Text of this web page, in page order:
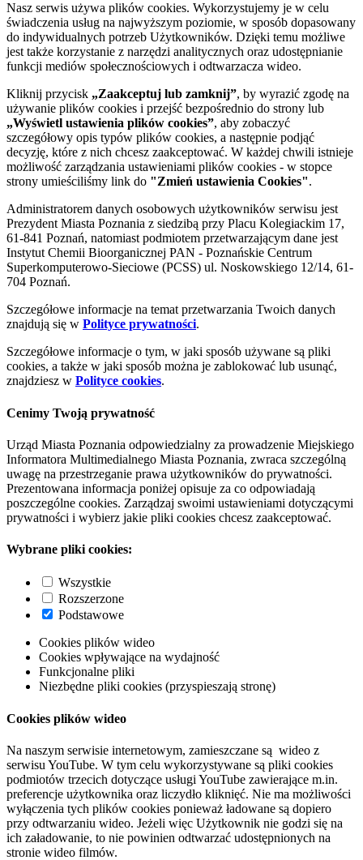
Nasz serwis używa plików cookies. Wykorzystujemy je w celu
świadczenia usług na najwyższym poziomie, w sposób dopasowany
do indywidualnych potrzeb Użytkowników. Dzięki temu możliwe
jest także korzystanie z narzędzi analitycznych oraz udostępnianie
funkcji mediów społecznościowych i odtwarzacza wideo.
Kliknij przycisk „Zaakceptuj lub zamknij”, by wyrazić zgodę na
używanie plików cookies i przejść bezpośrednio do strony lub
„Wyświetl ustawienia plików cookies”, aby zobaczyć
szczegółowy opis typów plików cookies, a następnie podjąć
decyzję, które z nich chcesz zaakceptować. W każdej chwili istnieje
możliwość zarządzania ustawieniami plików cookies - w stopce
strony umieściliśmy link do "Zmień ustawienia Cookies".
Administratorem danych osobowych użytkowników serwisu jest
Prezydent Miasta Poznania z siedzibą przy Placu Kolegiackim 17,
61-841 Poznań, natomiast podmiotem przetwarzającym dane jest
Instytut Chemii Bioorganicznej PAN - Poznańskie Centrum
Superkomputerowo-Sieciowe (PCSS) ul. Noskowskiego 12/14, 61-
704 Poznań.
Szczegółowe informacje na temat przetwarzania Twoich danych
znajdują się w Polityce prywatności.
Szczegółowe informacje o tym, w jaki sposób używane są pliki
cookies, a także w jaki sposób można je zablokować lub usunąć,
znajdziesz w Polityce cookies.
Cenimy Twoją prywatność
Urząd Miasta Poznania odpowiedzialny za prowadzenie Miejskiego
Informatora Multimedialnego Miasta Poznania, zwraca szczególną
uwagę na przestrzeganie prawa użytkowników do prywatności.
Prezentowana informacja poniżej opisuje za co odpowiadają
poszczególne cookies. Zarządzaj swoimi ustawieniami dotyczącymi
prywatności i wybierz jakie pliki cookies chcesz zaakceptować.
Wybrane pliki cookies:
Wszystkie
Rozszerzone
Podstawowe
Cookies plików wideo
Cookies wpływające na wydajność
Funkcjonalne pliki
Niezbędne pliki cookies (przyspieszają stronę)
Cookies plików wideo
Na naszym serwisie internetowym, zamieszczane są wideo z
serwisu YouTube. W tym celu wykorzystywane są pliki cookies
podmiotów trzecich dotyczące usługi YouTube zawierające m.in.
preferencje użytkownika oraz liczydło kliknięć. Nie ma możliwości
wyłączenia tych plików cookies ponieważ ładowane są dopiero
przy odtwarzaniu wideo. Jeżeli więc Użytkownik nie godzi się na
ich załadowanie, to nie powinien odtwarzać udostępnionych na
stronie wideo filmów.